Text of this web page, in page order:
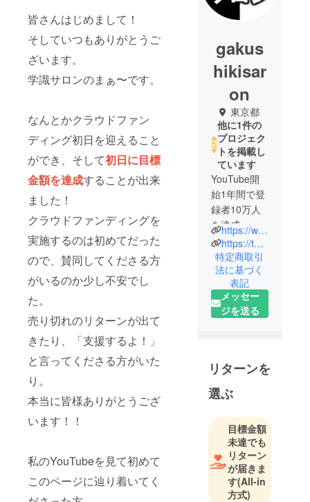
皆さんはじめまして！
そしていつもありがとうご
ざいます。
学識サロンのまぁ〜です。
なんとかクラウドファン
ディング初日を迎えること
ができ、そして初日に目標
金額を達成することが出来
ました！
クラウドファンディングを
実施するのは初めてだった
ので、賛同してくださる方
がいるのか少し不安でし
た。
売り切れのリターンが出て
きたり、「支援するよ！」
と言ってくださる方がいた
り。
本当に皆様ありがとうござ
います！！
私のYouTubeを見て初めて
このページに辿り着いてく
gakus
hikisar
on
東京都
他に1件の
プロジェク
トを掲載し
ています
YouTube開
始1年間で登
録者10万人
を達成。現
在では登録
者90万人を
超えるチャ
ンネル「学
識サロン」
や、15万人
ど、複数の
ジャンルで
YouTube
運営してお
り累計160万
人の登録
者。
Youtuberが
集まるオン
https://www.youtube.com/channel/UCC4NkFV-L-vVYD5z_Ei5dUA?view_as=subscriber
https://twitter.com/gakusaron
特定商取引
法に基づく
表記
メッセー
ジを送る
リターンを
選ぶ
目標金額
未達でも
リターン
が届きま
す(All-in
方式)